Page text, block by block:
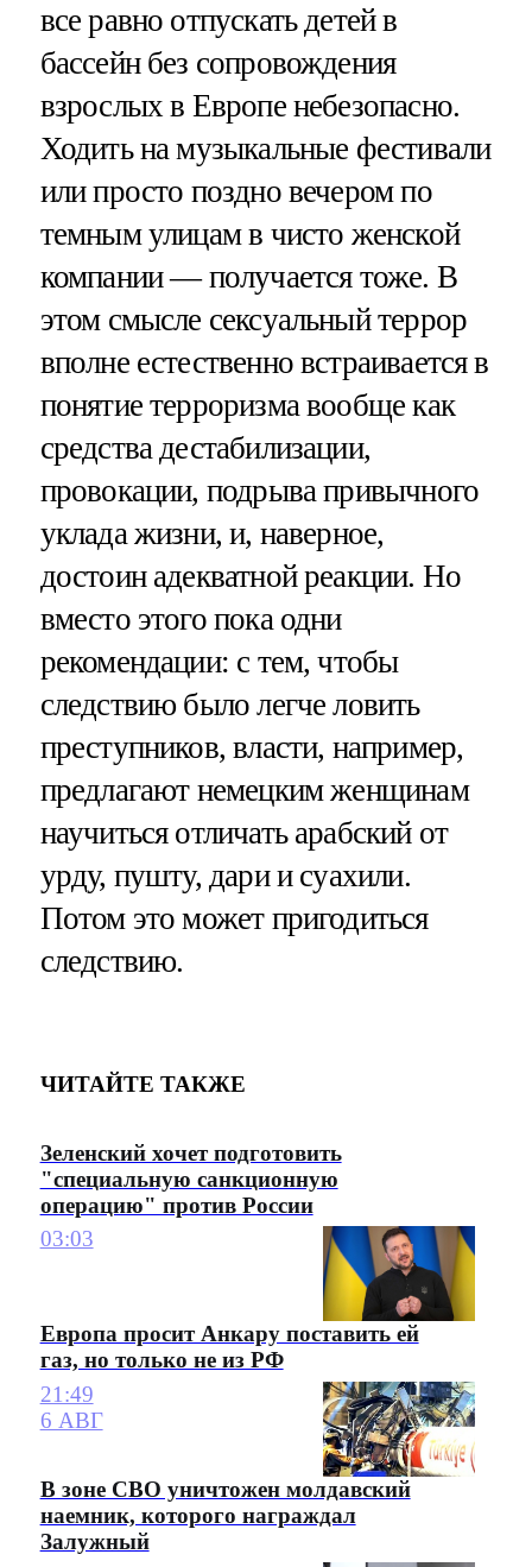
все равно отпускать детей в
бассейн без сопровождения
взрослых в Европе небезопасно.
Ходить на музыкальные фестивали
или просто поздно вечером по
темным улицам в чисто женской
компании — получается тоже. В
этом смысле сексуальный террор
вполне естественно встраивается в
понятие терроризма вообще как
средства дестабилизации,
провокации, подрыва привычного
уклада жизни, и, наверное,
достоин адекватной реакции. Но
вместо этого пока одни
рекомендации: с тем, чтобы
следствию было легче ловить
преступников, власти, например,
предлагают немецким женщинам
научиться отличать арабский от
урду, пушту, дари и суахили.
Потом это может пригодиться
следствию.
ЧИТАЙТЕ ТАКЖЕ
Зеленский хочет подготовить
"специальную санкционную
операцию" против России
03:03
Европа просит Анкару поставить ей
газ, но только не из РФ
21:49
6 АВГ
В зоне СВО уничтожен молдавский
наемник, которого награждал
Залужный